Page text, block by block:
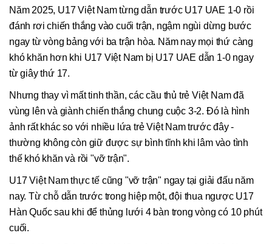
Năm 2025, U17 Việt Nam từng dẫn trước U17 UAE 1-0 rồi
đánh rơi chiến thắng vào cuối trận, ngậm ngùi dừng bước
ngay từ vòng bảng với ba trận hòa. Năm nay mọi thứ càng
khó khăn hơn khi U17 Việt Nam bị U17 UAE dẫn 1-0 ngay
từ giây thứ 17.
Nhưng thay vì mất tinh thần, các cầu thủ trẻ Việt Nam đã
vùng lên và giành chiến thắng chung cuộc 3-2. Đó là hình
ảnh rất khác so với nhiều lứa trẻ Việt Nam trước đây -
thường không còn giữ được sự bình tĩnh khi lâm vào tình
thế khó khăn và rồi "vỡ trận".
U17 Việt Nam thực tế cũng "vỡ trận" ngay tại giải đấu năm
nay. Từ chỗ dẫn trước trong hiệp một, đội thua ngược U17
Hàn Quốc sau khi để thủng lưới 4 bàn trong vòng có 10 phút
cuối.